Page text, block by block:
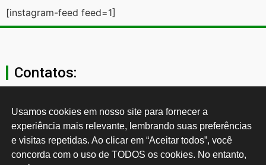
[instagram-feed feed=1]
Contatos:
secgeral@ctb.org.br
11 3874-0040
Rua Cardoso de Almeida, 1843, Sumaré São Paulo - SP -
Usamos cookies em nosso site para fornecer a
experiência mais relevante, lembrando suas preferências
e visitas repetidas. Ao clicar em “Aceitar todos”, você
concorda com o uso de TODOS os cookies. No entanto,